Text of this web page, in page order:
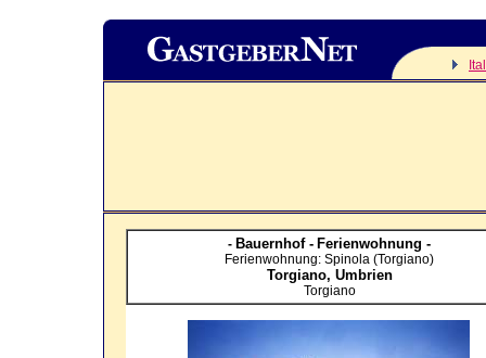
- Bauernhof - Ferienwohnung -
Ferienwohnung: Spinola (Torgiano)
Torgiano, Umbrien
Torgiano